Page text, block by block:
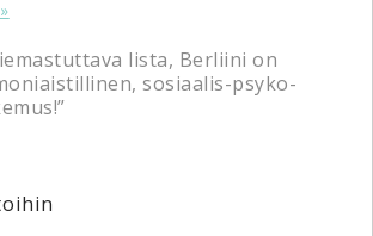
lista, Berliini on
sosiaalis-psyko-
”